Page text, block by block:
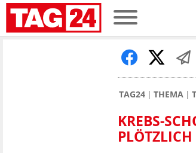
TAG24 THEMA
KREBS-
LÖTZLICH